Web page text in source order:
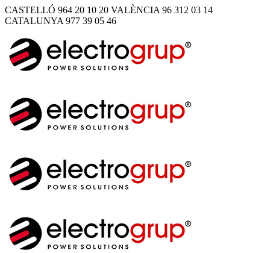
CASTELLÓ 964 20 10 20 VALÈNCIA 96 312 03 14
CATALUNYA 977 39 05 46